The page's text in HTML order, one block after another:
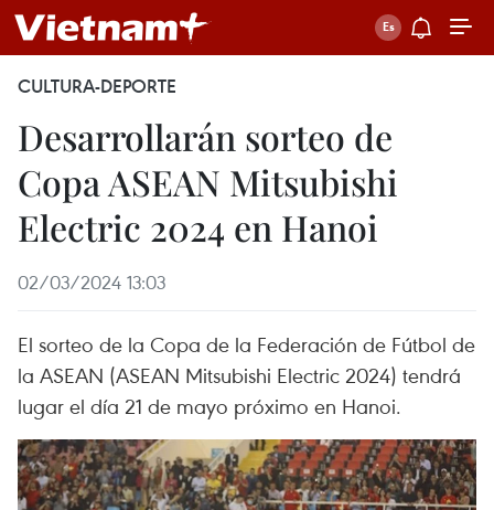
CULTURA-DEPORTE
Desarrollarán sorteo de
Copa ASEAN Mitsubishi
Electric 2024 en Hanoi
02/03/2024 13:03
El sorteo de la Copa de la Federación de Fútbol de
la ASEAN (ASEAN Mitsubishi Electric 2024) tendrá
lugar el día 21 de mayo próximo en Hanoi.